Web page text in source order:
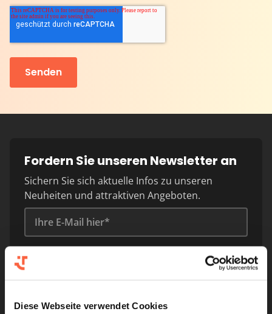
Diese Webseite verwendet Cookies
Fordern Sie unseren Newsletter an
Sichern Sie sich aktuelle Infos zu unseren
Neuheiten und attraktiven Angeboten.